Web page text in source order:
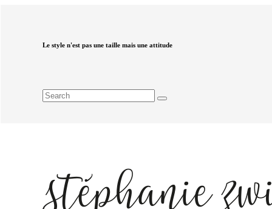
Le style n'est pas une taille mais une attitude